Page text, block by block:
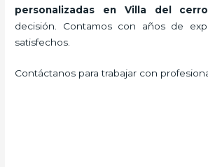
personalizadas en Villa del
decisión. Contamos con años de
satisfechos.
Contáctanos para trabajar con